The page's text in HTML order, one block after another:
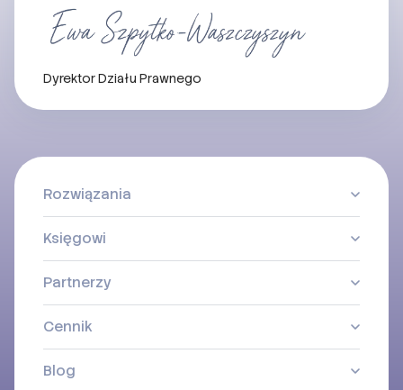
Dyrektor Działu Prawnego
Rozwiązania
Księgowi
Partnerzy
Cennik
Blog